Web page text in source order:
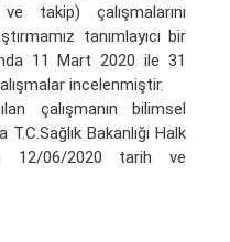
takip) çalışmalarını
tanımlayıcı bir
11 Mart 2020 ile 31
incelenmiştir.
çalışmanın bilimsel
Bakanlığı Halk
12/06/2020 tarih ve